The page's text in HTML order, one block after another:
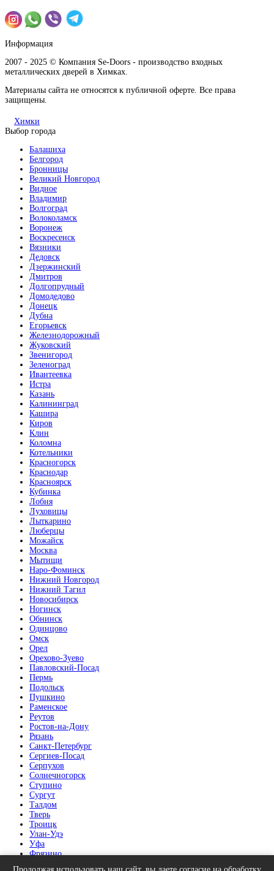
Информация
2007 - 2025 © Компания Se-Doors - производство входных
металлических дверей в Химках.
Материалы сайта не относятся к публичной оферте. Все права
защищены.
Химки
Выбор города
Балашиха
Белгород
Бронницы
Великий Новгород
Видное
Владимир
Волгоград
Волоколамск
Воронеж
Воскресенск
Вязники
Дедовск
Дзержинский
Дмитров
Долгопрудный
Домодедово
Донецк
Дубна
Егорьевск
Железнодорожный
Жуковский
Звенигород
Зеленоград
Ивантеевка
Истра
Казань
Калининград
Кашира
Киров
Клин
Коломна
Котельники
Красногорск
Краснодар
Красноярск
Кубинка
Лобня
Луховицы
Лыткарино
Люберцы
Можайск
Москва
Мытищи
Наро-Фоминск
Нижний Новгород
Нижний Тагил
Новосибирск
Ногинск
Обнинск
Одинцово
Омск
Орел
Орехово-Зуево
Павловский-Посад
Пермь
Подольск
Пушкино
Раменское
Реутов
Ростов-на-Дону
Рязань
Санкт-Петербург
Сергиев-Посад
Серпухов
Солнечногорск
Ступино
Сургут
Талдом
Тверь
Троицк
Улан-Удэ
Уфа
Фрязино